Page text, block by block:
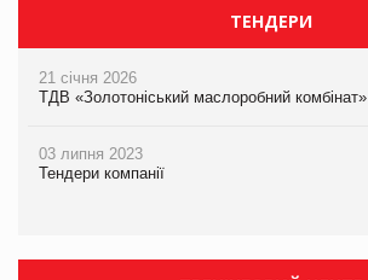
ТЕНДЕРИ
21 січня 2026
ТДВ «Золотоніський маслоробний комбінат»
03 липня 2023
Тендери компанії